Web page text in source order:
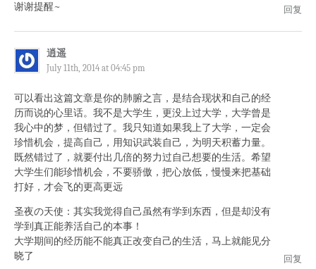
谢谢提醒~
回复
逍遥
July 11th, 2014 at 04:45 pm
可以看出这篇文章是你的肺腑之言，是结合现状和自己的经
历而说的心里话。我不是大学生，更没上过大学，大学曾是
我心中的梦，但错过了。我只知道如果我上了大学，一定会
珍惜机会，提高自己，用知识武装自己，为明天积蓄力量。
既然错过了，就要付出几倍的努力过自己想要的生活。希望
大学生们能珍惜机会，不要骄傲，把心放低，慢慢来把基础
打好，才会飞的更高更远
圣夜の天使：其实我觉得自己虽然有学到东西，但是却没有
学到真正能养活自己的本事！
大学期间的经历能不能真正改变自己的生活，马上就能见分
晓了
回复